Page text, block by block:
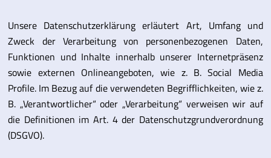
Unsere Datenschutzerklärung erläutert Art, Umfang und
Zweck der Verarbeitung von personenbezogenen Daten,
Funktionen und Inhalte innerhalb unserer Internetpräsenz
sowie externen Onlineangeboten, wie z. B. Social Media
Profile. Im Bezug auf die verwendeten Begrifflichkeiten, wie z.
B. „Verantwortlicher“ oder „Verarbeitung“ verweisen wir auf
die Definitionen im Art. 4 der Datenschutzgrundverordnung
(DSGVO).